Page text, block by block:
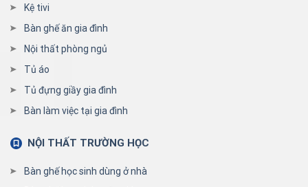
Kệ tivi
Bàn ghế ăn gia đình
Nội thất phòng ngủ
Tủ áo
Tủ đựng giầy gia đình
Bàn làm việc tại gia đình
NỘI THẤT TRƯỜNG HỌC
Bàn ghế học sinh dùng ở nhà